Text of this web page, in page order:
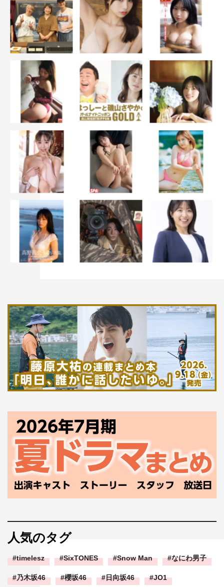
人気のタグ
timelesz SixTONES Snow Man なにわ男子
乃木坂46 櫻坂46 日向坂46 JO1